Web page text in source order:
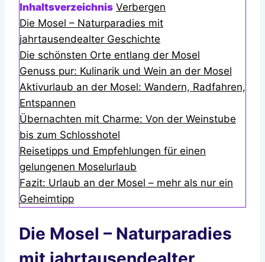
Inhaltsverzeichnis Verbergen
Die Mosel – Naturparadies mit
jahrtausendealter Geschichte
Die schönsten Orte entlang der Mosel
Genuss pur: Kulinarik und Wein an der Mosel
Aktivurlaub an der Mosel: Wandern, Radfahren,
Entspannen
Übernachten mit Charme: Von der Weinstube
bis zum Schlosshotel
Reisetipps und Empfehlungen für einen
gelungenen Moselurlaub
Fazit: Urlaub an der Mosel – mehr als nur ein
Geheimtipp
Die Mosel – Naturparadies